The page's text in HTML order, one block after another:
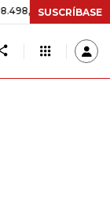
+$ 8.753,81 +2,19%
SUSCRÍBASE